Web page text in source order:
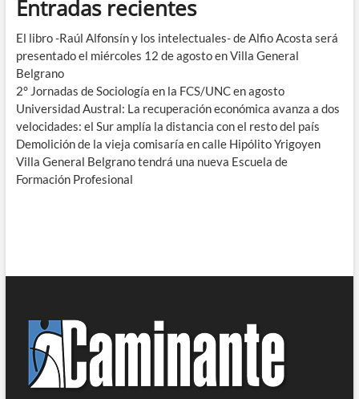
Entradas recientes
El libro -Raúl Alfonsín y los intelectuales- de Alfio Acosta será
presentado el miércoles 12 de agosto en Villa General
Belgrano
2° Jornadas de Sociología en la FCS/UNC en agosto
Universidad Austral: La recuperación económica avanza a dos
velocidades: el Sur amplía la distancia con el resto del país
Demolición de la vieja comisaría en calle Hipólito Yrigoyen
Villa General Belgrano tendrá una nueva Escuela de
Formación Profesional